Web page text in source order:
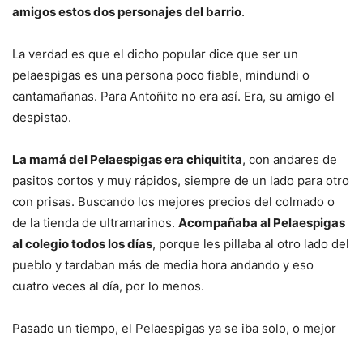
amigos estos dos personajes del barrio.
La verdad es que el dicho popular dice que ser un
pelaespigas es una persona poco fiable, mindundi o
cantamañanas. Para Antoñito no era así. Era, su amigo el
despistao.
La mamá del Pelaespigas era chiquitita, con andares de
pasitos cortos y muy rápidos, siempre de un lado para otro
con prisas. Buscando los mejores precios del colmado o
de la tienda de ultramarinos. Acompañaba al Pelaespigas
al colegio todos los días, porque les pillaba al otro lado del
pueblo y tardaban más de media hora andando y eso
cuatro veces al día, por lo menos.
Pasado un tiempo, el Pelaespigas ya se iba solo, o mejor